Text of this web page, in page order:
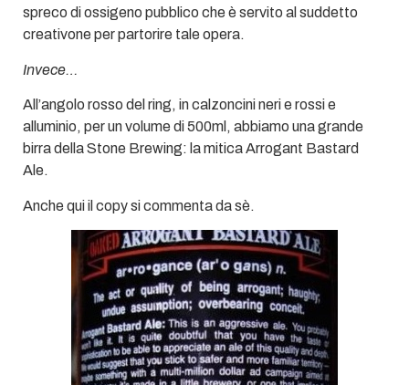
spreco di ossigeno pubblico che è servito al suddetto
creativone per partorire tale opera.
Invece…
All’angolo rosso del ring, in calzoncini neri e rossi e
alluminio, per un volume di 500ml, abbiamo una grande
birra della Stone Brewing: la mitica Arrogant Bastard
Ale.
Anche qui il copy si commenta da sè.